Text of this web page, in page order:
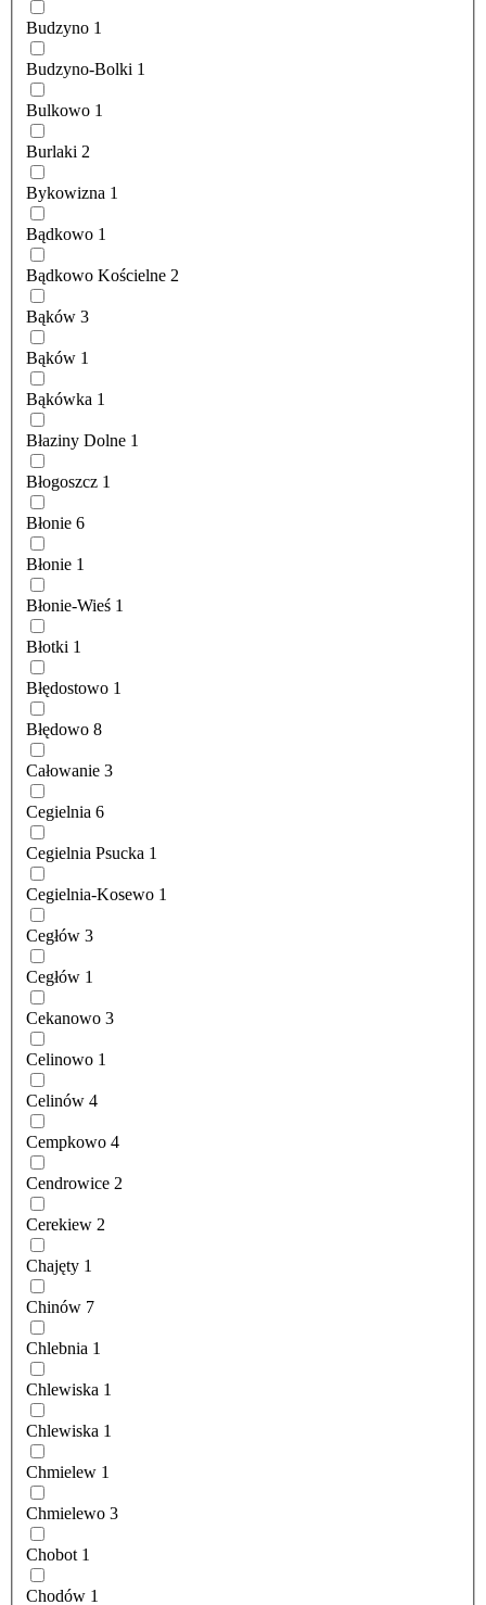
Budzyno 1
Budzyno-Bolki 1
Bulkowo 1
Burlaki 2
Bykowizna 1
Bądkowo 1
Bądkowo Kościelne 2
Bąków 3
Bąków 1
Bąkówka 1
Błaziny Dolne 1
Błogoszcz 1
Błonie 6
Błonie 1
Błonie-Wieś 1
Błotki 1
Błędostowo 1
Błędowo 8
Całowanie 3
Cegielnia 6
Cegielnia Psucka 1
Cegielnia-Kosewo 1
Cegłów 3
Cegłów 1
Cekanowo 3
Celinowo 1
Celinów 4
Cempkowo 4
Cendrowice 2
Cerekiew 2
Chajęty 1
Chinów 7
Chlebnia 1
Chlewiska 1
Chlewiska 1
Chmielew 1
Chmielewo 3
Chobot 1
Chodów 1